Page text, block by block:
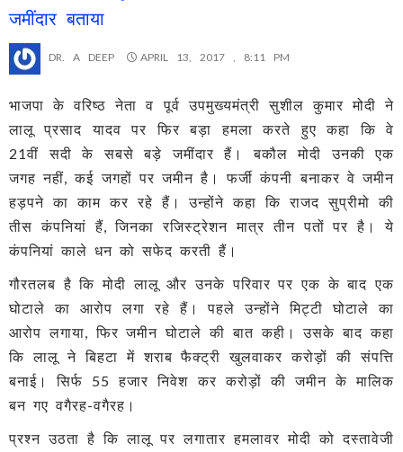
जमींदार बताया
DR. A DEEP APRIL 13, 2017 , 8:11 PM
भाजपा के वरिष्ठ नेता व पूर्व उपमुख्यमंत्री सुशील कुमार मोदी ने
लालू प्रसाद यादव पर फिर बड़ा हमला करते हुए कहा कि वे
21वीं सदी के सबसे बड़े जमींदार हैं। बकौल मोदी उनकी एक
जगह नहीं, कई जगहों पर जमीन है। फर्जी कंपनी बनाकर वे जमीन
हड़पने का काम कर रहे हैं। उन्होंने कहा कि राजद सुप्रीमो की
तीस कंपनियां हैं, जिनका रजिस्ट्रेशन मात्र तीन पतों पर है। ये
कंपनियां काले धन को सफेद करती हैं।
गौरतलब है कि मोदी लालू और उनके परिवार पर एक के बाद एक
घोटाले का आरोप लगा रहे हैं। पहले उन्होंने मिट्टी घोटाले का
आरोप लगाया, फिर जमीन घोटाले की बात कही। उसके बाद कहा
कि लालू ने बिहटा में शराब फैक्ट्री खुलवाकर करोड़ों की संपत्ति
बनाई। सिर्फ 55 हजार निवेश कर करोड़ों की जमीन के मालिक
बन गए वगैरह-वगैरह।
प्रश्न उठता है कि लालू पर लगातार हमलावर मोदी को दस्तावेजी